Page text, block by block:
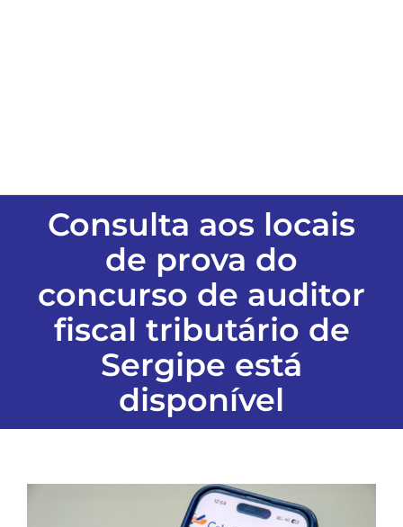
FALE CONOSCO
EDIÇÕES EM PDF
Consulta aos locais
de prova do
concurso de auditor
fiscal tributário de
Sergipe está
disponível